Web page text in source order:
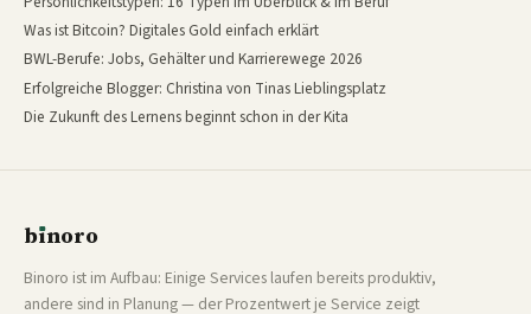
Was ist Bitcoin? Digitales Gold einfach erklärt
BWL-Berufe: Jobs, Gehälter und Karrierewege 2026
Erfolgreiche Blogger: Christina von Tinas Lieblingsplatz
Die Zukunft des Lernens beginnt schon in der Kita
bınoro
Binoro ist im Aufbau: Einige Services laufen bereits produktiv,
andere sind in Planung — der Prozentwert je Service zeigt